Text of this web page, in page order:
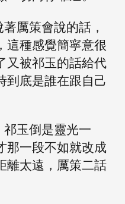
厲策會說的話，
這種感覺簡寧意很
又被祁玉的話給代
到底是誰在跟自己
玉倒是靈光一
那一段不如就改成
離太遠，厲策二話